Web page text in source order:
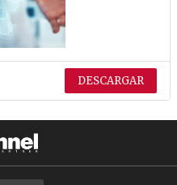
DESCARGAR